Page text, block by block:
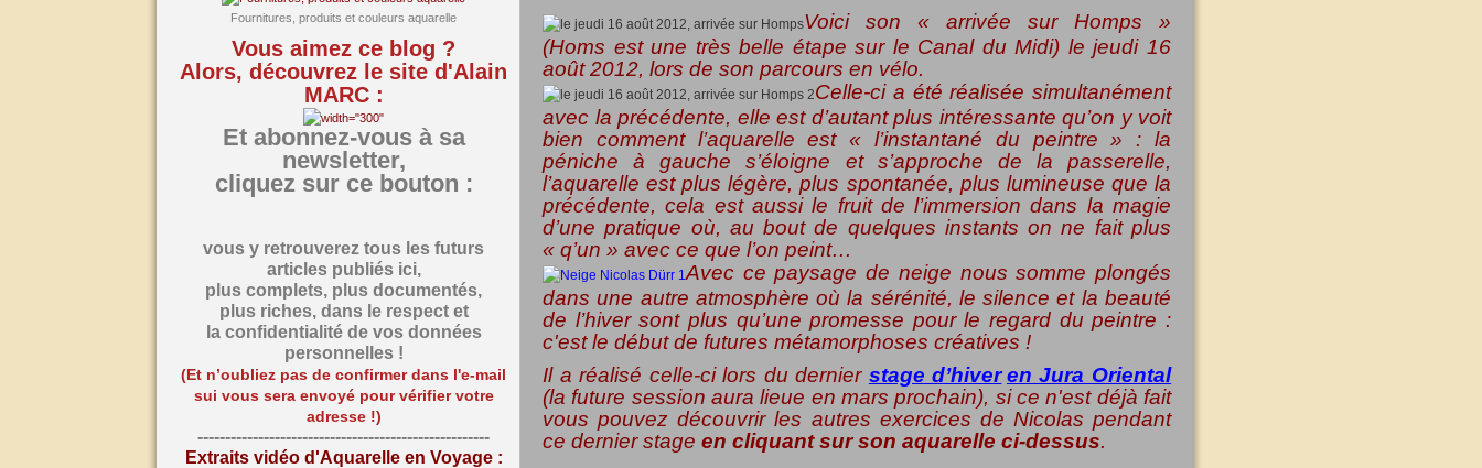
Fournitures, produits et couleurs aquarelle
Vous aimez ce blog ?
Alors, découvrez le site d'Alain
MARC :
Et abonnez-vous à sa
newsletter,
cliquez sur ce bouton :
vous y retrouverez tous les futurs
articles publiés ici,
plus complets, plus documentés,
plus riches, dans le respect et
la confidentialité de vos données
personnelles !
(Et n’oubliez pas de confirmer dans l'e-mail
sui vous sera envoyé pour vérifier votre
adresse !)
-----------------------------------------------------
Extraits vidéo d'Aquarelle en Voyage :
Voici son « arrivée sur Homps »
(Homs est une très belle étape sur le Canal du Midi) le jeudi 16
août 2012, lors de son parcours en vélo.
Celle-ci a été réalisée simultanément
avec la précédente, elle est d’autant plus intéressante qu’on y voit
bien comment l’aquarelle est « l’instantané du peintre » : la
péniche à gauche s’éloigne et s’approche de la passerelle,
l’aquarelle est plus légère, plus spontanée, plus lumineuse que la
précédente, cela est aussi le fruit de l’immersion dans la magie
d’une pratique où, au bout de quelques instants on ne fait plus
« q’un » avec ce que l’on peint…
Avec ce paysage de neige nous somme plongés
dans une autre atmosphère où la sérénité, le silence et la beauté
de l’hiver sont plus qu’une promesse pour le regard du peintre :
c'est le début de futures métamorphoses créatives !
Il a réalisé celle-ci lors du dernier stage d’hiver en Jura Oriental
(la future session aura lieue en mars prochain), si ce n'est déjà fait
vous pouvez découvrir les autres exercices de Nicolas pendant
ce dernier stage en cliquant sur son aquarelle ci-dessus.